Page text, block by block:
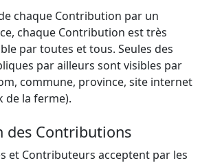
chaque Contribution par un
chaque Contribution est très
par toutes et tous. Seules des
par ailleurs sont visibles par
commune, province, site internet
de la ferme).
des Contributions
et Contributeurs acceptent par les